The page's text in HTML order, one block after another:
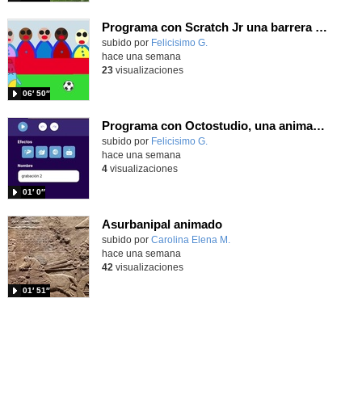
Programa con Scratch Jr una barrera que se desplaza para dar sensación de movimiento
Contenido educativo.
subido por Felicisimo G.
06′ 50″
hace una semana
23visualizaciones
Programa con Octostudio, una animación utilizando la cámara para una foto y audio y texto para comunicar.
Contenido educativo.
subido por Felicisimo G.
01′ 0″
hace una semana
4visualizaciones
Asurbanipal animado
Contenido educativo.
subido por Carolina Elena M.
01′ 51″
hace una semana
42 visualizaciones